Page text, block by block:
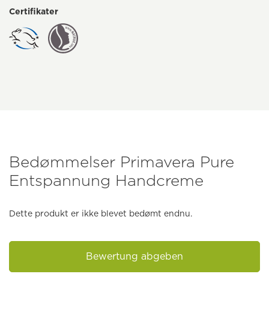
Certifikater
Bedømmelser Primavera Pure
Entspannung Handcreme
Dette produkt er ikke blevet bedømt endnu.
Bewertung abgeben